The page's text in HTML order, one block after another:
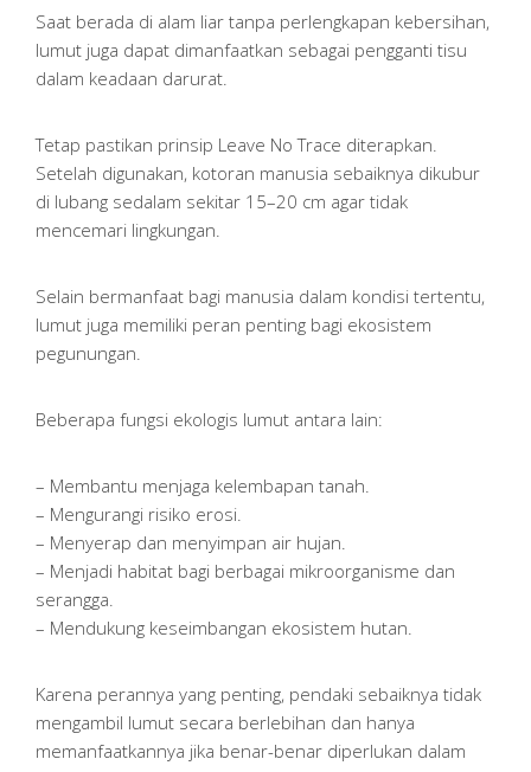
Saat berada di alam liar tanpa perlengkapan kebersihan,
lumut juga dapat dimanfaatkan sebagai pengganti tisu
dalam keadaan darurat.
Tetap pastikan prinsip Leave No Trace diterapkan.
Setelah digunakan, kotoran manusia sebaiknya dikubur
di lubang sedalam sekitar 15–20 cm agar tidak
mencemari lingkungan.
Selain bermanfaat bagi manusia dalam kondisi tertentu,
lumut juga memiliki peran penting bagi ekosistem
pegunungan.
Beberapa fungsi ekologis lumut antara lain:
– Membantu menjaga kelembapan tanah.
– Mengurangi risiko erosi.
– Menyerap dan menyimpan air hujan.
– Menjadi habitat bagi berbagai mikroorganisme dan
serangga.
– Mendukung keseimbangan ekosistem hutan.
Karena perannya yang penting, pendaki sebaiknya tidak
mengambil lumut secara berlebihan dan hanya
memanfaatkannya jika benar-benar diperlukan dalam